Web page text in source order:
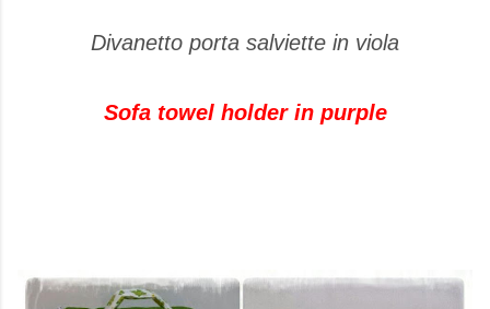
Divanetto porta salviette in viola
Sofa towel holder in purple